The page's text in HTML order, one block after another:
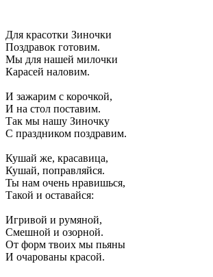
Для красотки Зиночки
Поздравок готовим.
Мы для нашей милочки
Карасей наловим.
И зажарим с корочкой,
И на стол поставим.
Так мы нашу Зиночку
С праздником поздравим.
Кушай же, красавица,
Кушай, поправляйся.
Ты нам очень нравишься,
Такой и оставайся:
Игривой и румяной,
Смешной и озорной.
От форм твоих мы пьяны
И очарованы красой.